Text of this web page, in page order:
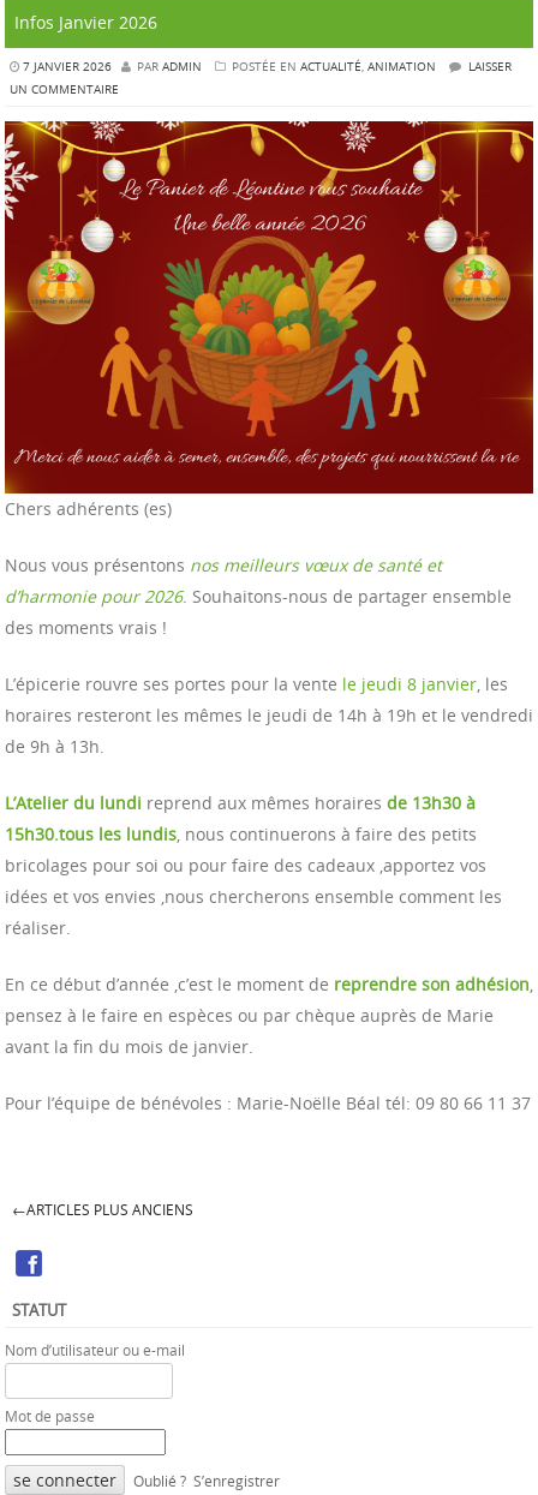
Infos Janvier 2026
7 JANVIER 2026 PAR ADMIN POSTÉE EN ACTUALITÉ, ANIMATION
LAISSER
UN COMMENTAIRE
Chers adhérents (es)
Nous vous présentons nos meilleurs vœux de santé et
d’harmonie pour 2026. Souhaitons-nous de partager ensemble
des moments vrais !
L’épicerie rouvre ses portes pour la vente le jeudi 8 janvier , les
horaires resteront les mêmes le jeudi de 14h à 19h et le vendredi
de 9h à 13h.
L’Atelier du lundi reprend aux mêmes horaires de 13h30 à
15h30.tous les lundis , nous continuerons à faire des petits
bricolages pour soi ou pour faire des cadeaux ,apportez vos
idées et vos envies ,nous chercherons ensemble comment les
réaliser.
En ce début d’année ,c’est le moment de reprendre son adhésion
pensez à le faire en espèces ou par chèque auprès de Marie
avant la fin du mois de janvier.
Pour l’équipe de bénévoles : Marie-Noëlle Béal tél: 09 80 66 11 37
Article navigation
←ARTICLES PLUS ANCIENS
STATUT
Nom d’utilisateur ou e-mail
Mot de passe
Oublié ? S’enregistrer